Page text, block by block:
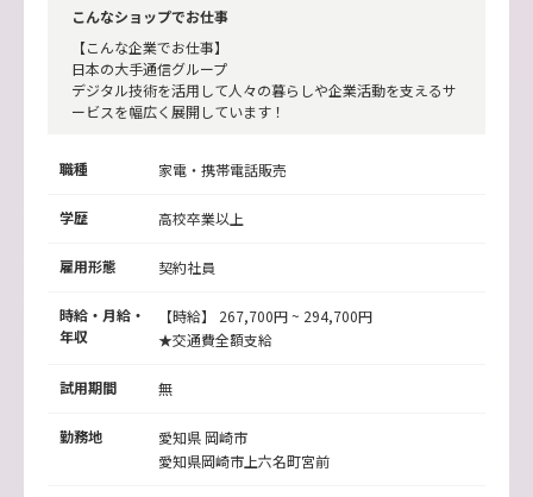
こんなショップでお仕事
【こんな企業でお仕事】
日本の大手通信グループ
デジタル技術を活用して人々の暮らしや企業活動を支えるサ
ービスを幅広く展開しています！
職種 家電・携帯電話販売
学歴 高校卒業以上
雇用形態 契約社員
時給・月給・
年収
【時給】 267,700円 ~ 294,700円
★交通費全額支給
試用期間 無
勤務地 愛知県 岡崎市
愛知県岡崎市上六名町宮前